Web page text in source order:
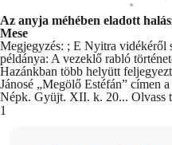
Az anyja méhében eladott
Mese
Megjegyzés: ; E Nyitra vidékéről
példánya: A vezeklő rabló
Hazánkban több helyütt
Jánosé „Megölő Estéfán” címen
Népk. Gyüjt. XII. k. 20... Olvass
You're currently reading page
1